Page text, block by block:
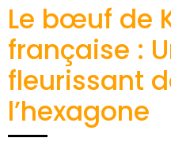
Le bœuf de
française :
fleurissant
l’hexagone